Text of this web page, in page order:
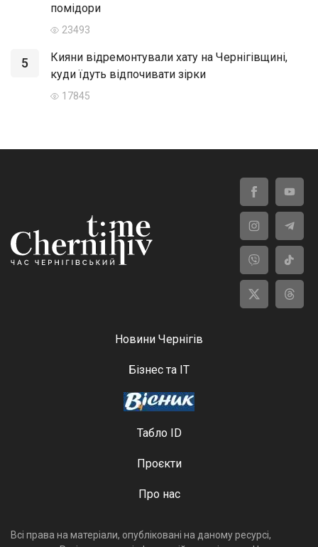
помідори
23493
5
Кияни відремонтували хату на Чернігівщині,
куди їдуть відпочивати зірки
17845
Новини Чернігів
Бізнес та ІТ
Табло ID
Проєкти
Про нас
Всі права на матеріали, опубліковані на даному ресурсі,